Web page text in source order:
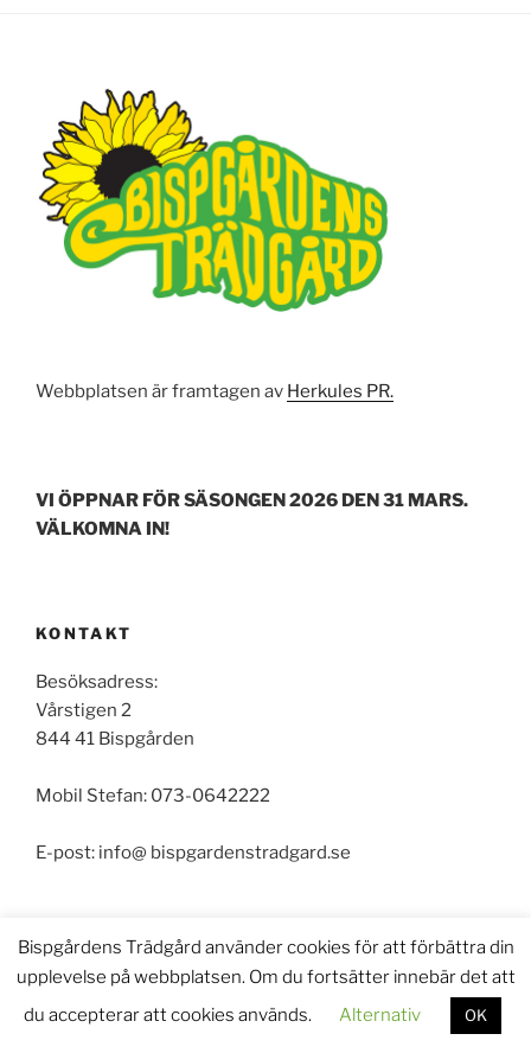
Webbplatsen är framtagen av Herkules PR.
VI ÖPPNAR FÖR SÄSONGEN 2026 DEN 31 MARS.
VÄLKOMNA IN!
KONTAKT
Besöksadress:
Vårstigen 2
844 41 Bispgården
Mobil Stefan: 073-0642222
E-post: info@ bispgardenstradgard.se
Bispgårdens Trädgård använder cookies för att förbättra din
upplevelse på webbplatsen. Om du fortsätter innebär det att
du accepterar att cookies används.
Alternativ OK